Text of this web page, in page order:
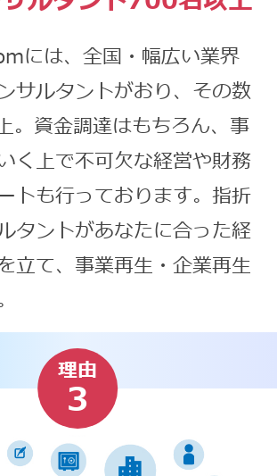
には、全国・幅広い業界
サルタントがおり、その数
。資金調達はもちろん、事
く上で不可欠な経営や財務
トも行っております。指折
タントがあなたに合った経
立て、事業再生・企業再生
理由
3